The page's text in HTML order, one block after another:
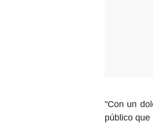
"Con un
público